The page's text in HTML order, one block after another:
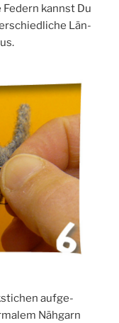
Federn kannst Du
Län­
auf­ge­
Näh­garn